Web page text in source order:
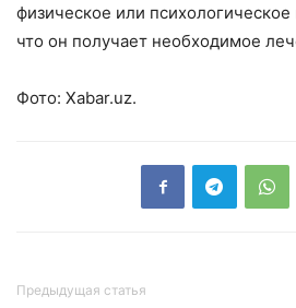
физическое или психологическое
что он получает необходимое
Фото: Xabar.uz.
Предыдущая статья